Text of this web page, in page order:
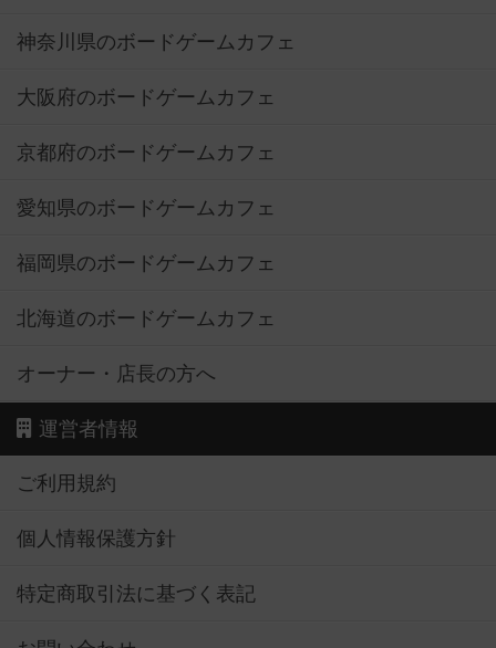
神奈川県のボードゲームカフェ
大阪府のボードゲームカフェ
京都府のボードゲームカフェ
愛知県のボードゲームカフェ
福岡県のボードゲームカフェ
北海道のボードゲームカフェ
オーナー・店長の方へ
運営者情報
ご利用規約
個人情報保護方針
特定商取引法に基づく表記